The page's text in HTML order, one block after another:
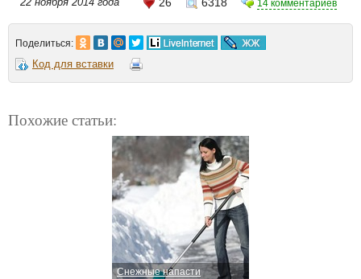
14 комментариев
Поделиться:
Код для вставки
Похожие статьи:
Снежные напасти